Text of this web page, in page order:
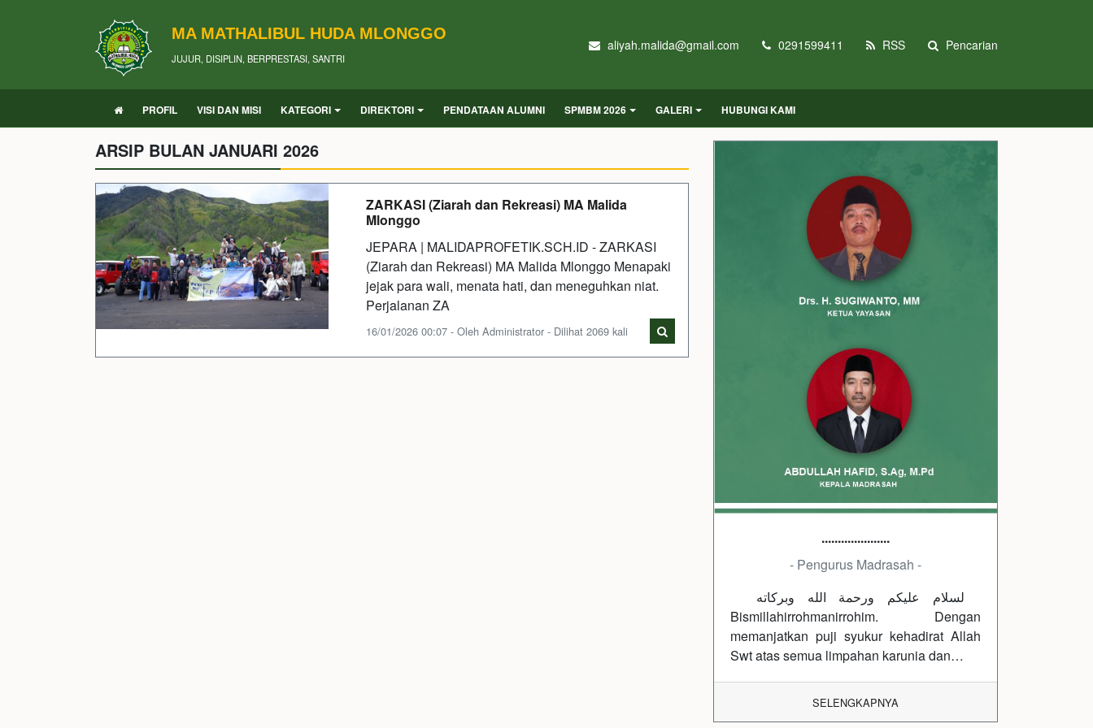
MA MATHALIBUL HUDA MLONGGO
JUJUR, DISIPLIN, BERPRESTASI, SANTRI
aliyah.malida@gmail.com 0291599411 RSS Pencarian
PROFIL VISI DAN MISI KATEGORI DIREKTORI PENDATAAN ALUMNI SPMBM 2026 GALERI HUBUNGI KAMI
ARSIP BULAN JANUARI 2026
ZARKASI (Ziarah dan Rekreasi) MA Malida
Mlonggo
JEPARA | MALIDAPROFETIK.SCH.ID - ZARKASI
(Ziarah dan Rekreasi) MA Malida Mlonggo Menapaki
jejak para wali, menata hati, dan meneguhkan niat.
Perjalanan ZA
16/01/2026 00:07 - Oleh Administrator - Dilihat 2069 kali
.....................
- Pengurus Madrasah -
Bismillahirrohmanirrohim. Dengan
memanjatkan puji syukur kehadirat Allah
Swt atas semua limpahan karunia dan…
SELENGKAPNYA